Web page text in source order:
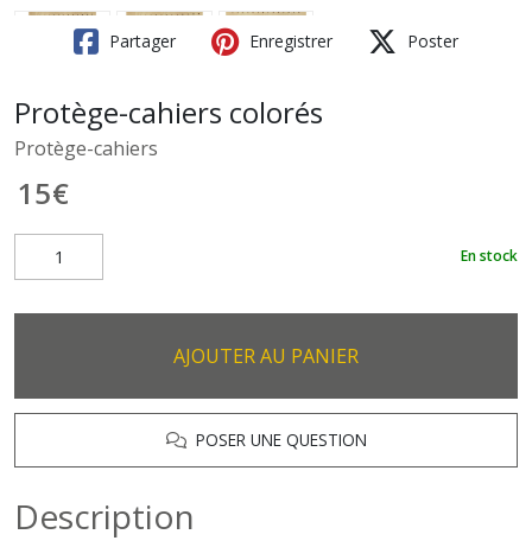
Partager Enregistrer Poster
Protège-cahiers colorés
Protège-cahiers
15€
En stock
AJOUTER AU PANIER
POSER UNE QUESTION
Description